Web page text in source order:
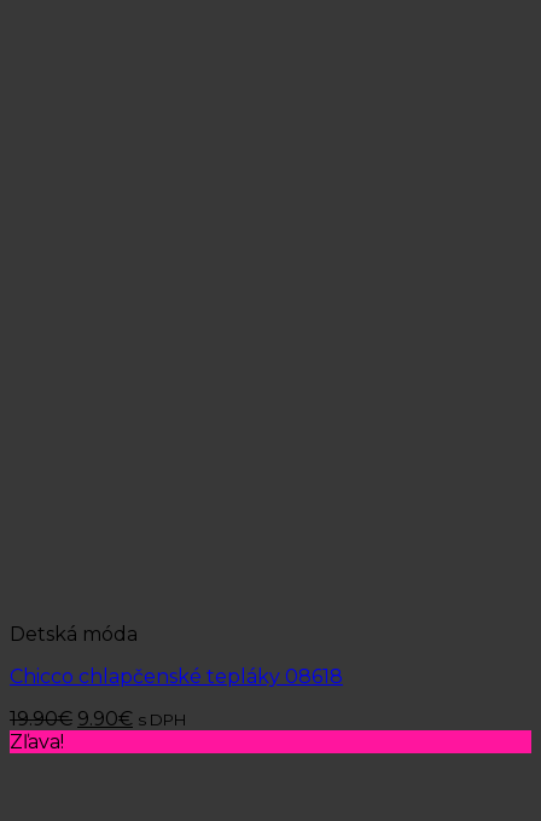
Detská móda
Chicco chlapčenské tepláky 08618
19.90€ 9.90€ s DPH
Zľava!